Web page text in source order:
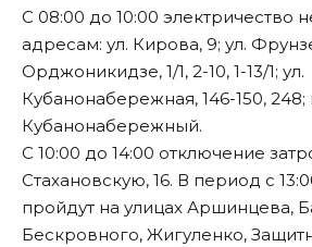
С 08:00 до 10:00 электричество
адресам: ул. Кирова, 9; ул.
Орджоникидзе, 1/1, 2-10, 1-13/1; ул.
Кубанонабережная, 146-150, 248;
Кубанонабережный.
С 10:00 до 14:00 отключение
Стахановскую, 16. В период с
пройдут на улицах Аршинцева,
Бескровного, Жигуленко,